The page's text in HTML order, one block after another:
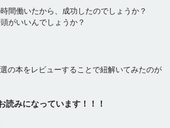
間働いたから、成功したのでしょうか？
がいいんでしょうか？
の本をレビューすることで紐解いてみたのが
読みになっています！！！